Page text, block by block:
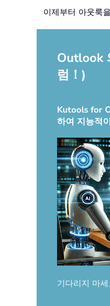
이제부터 아웃룩
Outlook
럼！)
Kutools for
하여 지능적
기다리지 마